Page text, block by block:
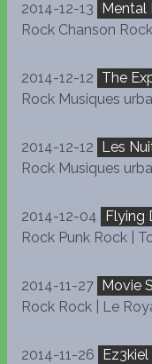
2014-12-13 Mental
Rock Chanson
2014-12-12 The
Rock Musiques
2014-12-12 Les
Rock Musiques
2014-12-04 Flying
Rock Punk Rock |
2014-11-27 Movie
Rock Rock | Le
2014-11-26 Ez3kiel